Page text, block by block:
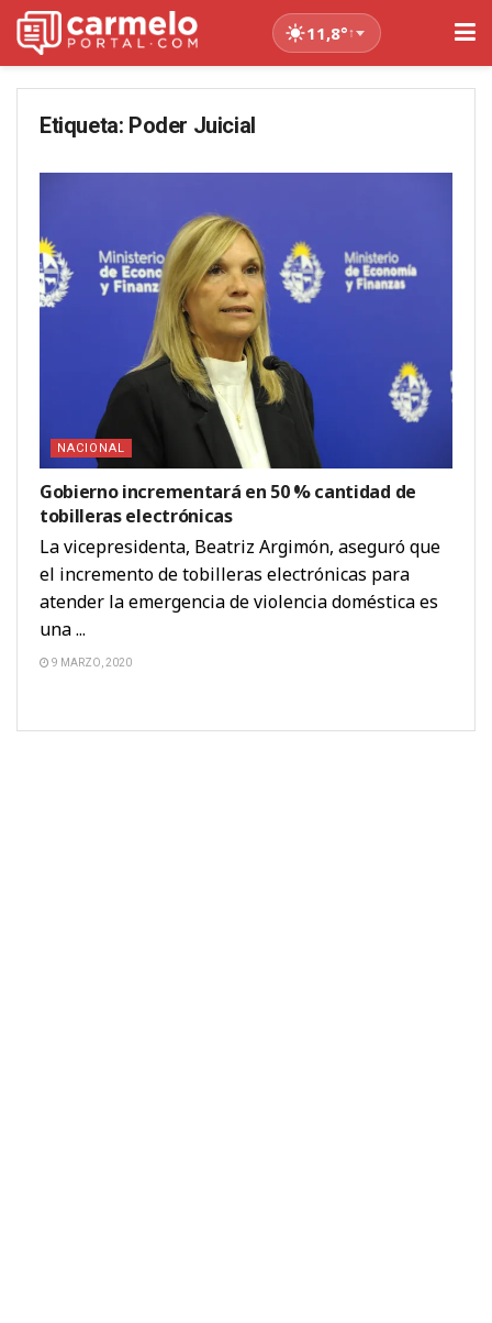
11,8°↑
Etiqueta: Poder Juicial
NACIONAL
Gobierno incrementará en 50 % cantidad de
tobilleras electrónicas
La vicepresidenta, Beatriz Argimón, aseguró que
el incremento de tobilleras electrónicas para
atender la emergencia de violencia doméstica es
una ...
9 MARZO, 2020